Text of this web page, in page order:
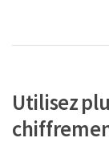
Utilisez